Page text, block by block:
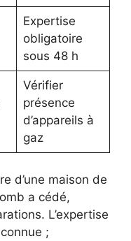
Expertise
obligatoire
sous 48 h
Vérifier
présence
d’appareils à
gaz
d’une maison de
a cédé,
L’expertise
;